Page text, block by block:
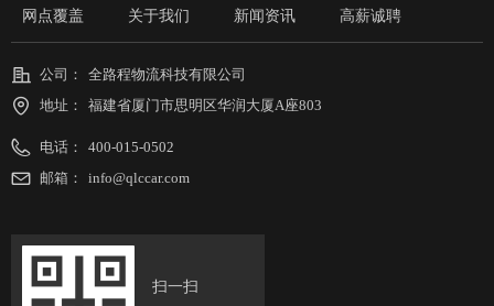
网点覆盖 关于我们 新闻资讯 高薪诚聘
电话：
400-015-0502
邮箱：
info@qlccar.com
公司：
全路程物流科技有限公司
地址：
福建省厦门市思明区华润大厦A座803
扫一扫